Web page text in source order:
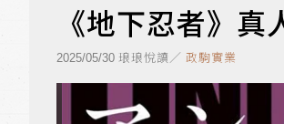
《地下忍者》
2025/05/30 琅琅悅讀／ 政駒實業